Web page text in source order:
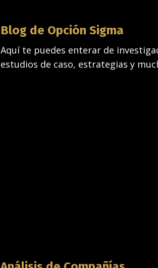
Blog de Opción Sigma
Aquí te puedes enterar de
estudios de caso, estrategias y